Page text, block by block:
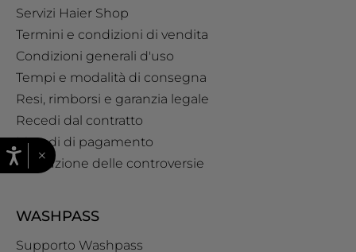
Servizi Haier Shop
Termini e condizioni di vendita
Condizioni generali d'uso
Tempi e modalità di consegna
Resi, rimborsi e garanzia legale
Recedi dal contratto
Metodi di pagamento
Risoluzione delle controversie
WASHPASS
Supporto Washpass
×